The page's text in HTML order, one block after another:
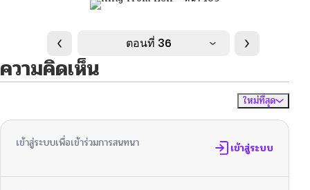
ตอนที่ 36
ความคิดเห็น
ใหม่ที่สุด
เข้าสู่ระบบเพื่อเข้าร่วมการสนทนา เข้าสู่ระบบ